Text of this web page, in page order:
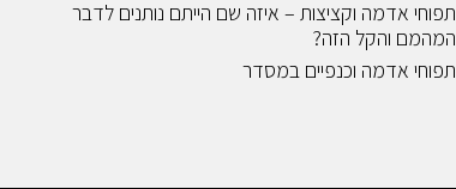
תפוחי אדמה וקציצות – איזה שם הייתם נותנים לדבר
המהמם והקל הזה?
תפוחי אדמה וכנפיים במסדר